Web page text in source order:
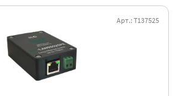
Арт.: Т137525